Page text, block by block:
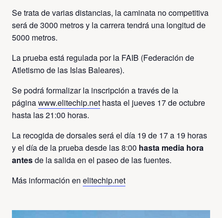
Se trata de varias distancias, la caminata no competitiva
será de 3000 metros y la carrera tendrá una longitud de
5000 metros.
La prueba está regulada por la FAIB (Federación de
Atletismo de las Islas Baleares).
Se podrá formalizar la inscripción a través de la
páginawww.elitechip.net hasta el jueves 17 de octubre
hasta las 21:00 horas.
La recogida de dorsales será el día 19 de 17 a 19 horas
y el día de la prueba desde las 8:00 hasta media hora
antesde la salida en el paseo de las fuentes.
Más información en elitechip.net